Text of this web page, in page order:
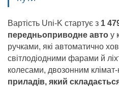
Вартість Uni-K стартує з 1
передньоприводне авто у
ручками, які автоматично
світлодіодними фарами й
колесами, двозонним
приладів, який